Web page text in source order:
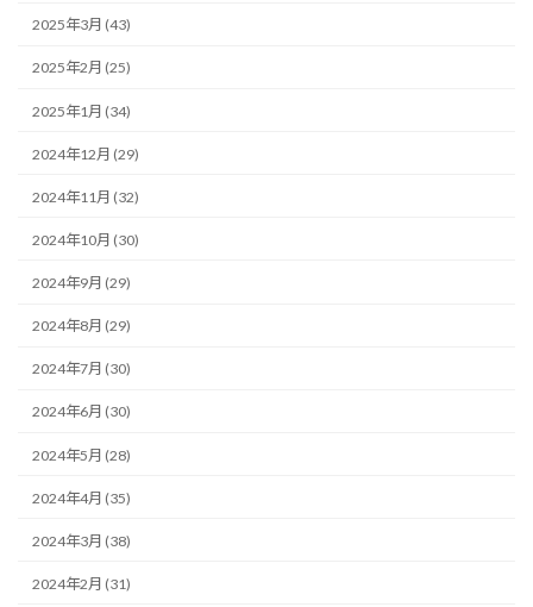
2025年3月 (43)
2025年2月 (25)
2025年1月 (34)
2024年12月 (29)
2024年11月 (32)
2024年10月 (30)
2024年9月 (29)
2024年8月 (29)
2024年7月 (30)
2024年6月 (30)
2024年5月 (28)
2024年4月 (35)
2024年3月 (38)
2024年2月 (31)